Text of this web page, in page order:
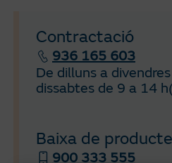
Contractació
936 165 603
De dilluns a
dissabtes de 9 a 14
Baixa de
900 333 555